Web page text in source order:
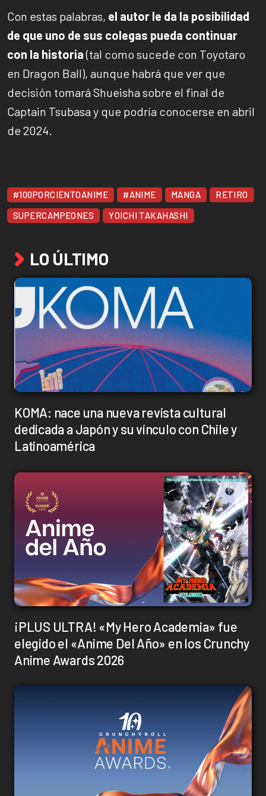
Con estas palabras, el autor le da la posibilidad
de que uno de sus colegas pueda continuar
con la historia(tal como sucede con Toyotaro
en Dragon Ball), aunque habrá que ver que
decisión tomará Shueisha sobre el final de
Captain Tsubasa y que podría conocerse en abril
de 2024.
#100PORCIENTOANIME #ANIME MANGA
RETIRO
SUPERCAMPEONES
YOICHI TAKAHASHI
LO ÚLTIMO
KOMA: nace una nueva revista cultural
dedicada a Japón y su vínculo con Chile y
Latinoamérica
¡PLUS ULTRA! «My Hero Academia» fue
elegido el «Anime Del Año» en los Crunchy
Anime Awards 2026